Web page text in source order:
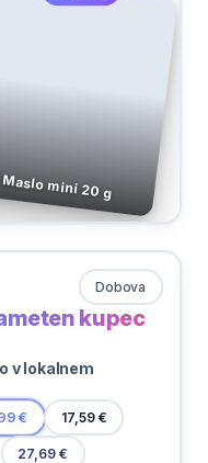
Maslo mini 20 g
Dobova
kupec
v lokalnem
€ 17,59 €
27,69 €